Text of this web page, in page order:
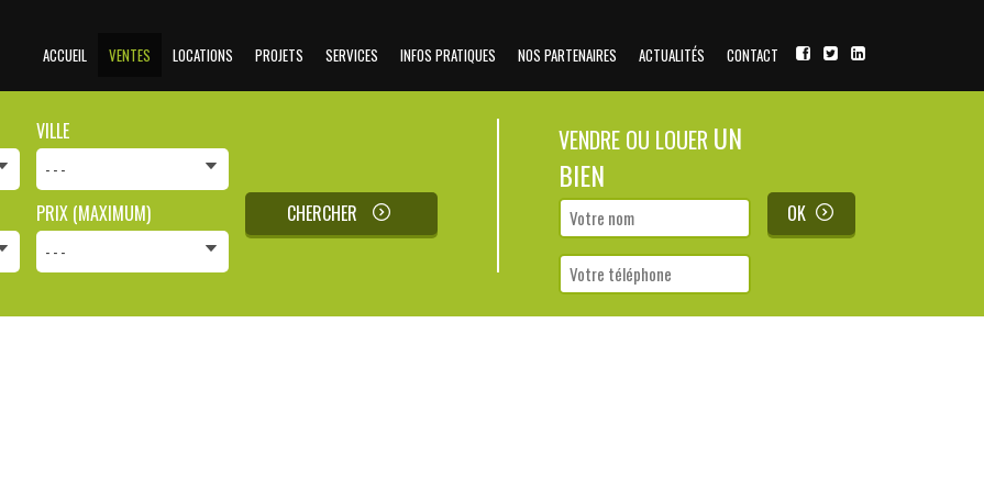
ACCUEIL VENTES LOCATIONS PROJETS SERVICES INFOS PRATIQUES NOS PARTENAIRES ACTUALITÉS CONTACT
VILLE
- - -
PRIX (MAXIMUM)
- - -
CHERCHER
VENDRE OU LOUER UN
BIEN
OK